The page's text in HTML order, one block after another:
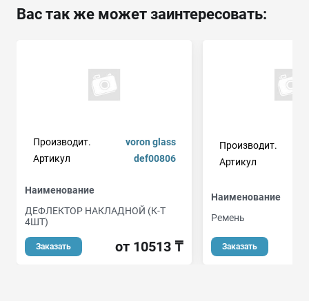
Вас так же может заинтересовать:
Производит.
voron glass
Артикул
def00806
Наименование
ДЕФЛЕКТОР НАКЛАДНОЙ (К-Т
4ШТ)
Заказать от 10513 ₸
Производит.
Артикул
Наименование
Ремень
Заказать